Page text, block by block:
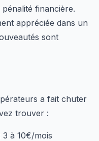
financière.
appréciée dans un
sont
a fait chuter
trouver :
3 à 10€/mois